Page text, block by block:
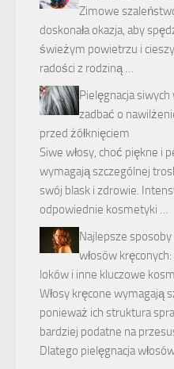
Zimowe
doskonała okazja, aby
świeżym powietrzu i
radości z rodziną …
Pielęgnacja siwych
zadbać o
przed żółknięciem
Siwe włosy, choć piękne i
wymagają szczególnej
swój blask i zdrowie.
odpowiednie kosmetyki …
Najlepsze
włosów
loków i inne kluczowe
Włosy kręcone wymagają
ponieważ ich struktura
bardziej podatne na
Dlatego pielęgnacja